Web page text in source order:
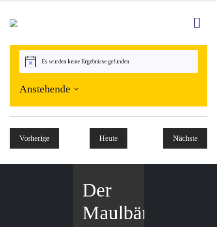
HinweisEs wurden keine Ergebnisse gefunden.
Anstehende
wählen.
Vorherige
Veranstaltungen
Heute
Nächste
Der
Maulbär